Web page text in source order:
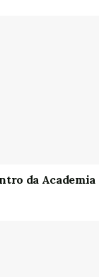
da Academia